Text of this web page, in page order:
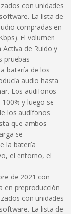
con unidades
La lista de
compradas en
El volumen
Activa de Ruido y
pruebas
batería de los
audio hasta
Los audífonos
y luego se
los audífonos
que ambos
se
la batería
el entorno, el
de 2021 con
en preproducción
con unidades
La lista de